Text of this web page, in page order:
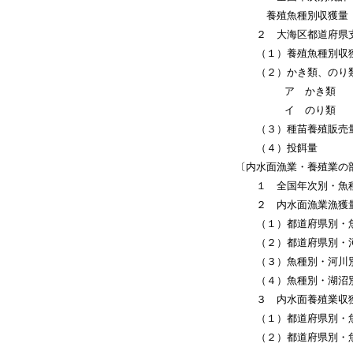
養殖魚種別収獲量（
２ 大海区都道府県
（１）養殖魚種別収
（２）かき類、のり
ア かき類
イ のり類
（３）種苗養殖販売
（４）投餌量
〔内水面漁業・養殖業の
１ 全国年次別・魚種
２ 内水面漁業漁獲
（１）都道府県別・
（２）都道府県別・
（３）魚種別・河川
（４）魚種別・湖沼
３ 内水面養殖業収
（１）都道府県別・
（２）都道府県別・